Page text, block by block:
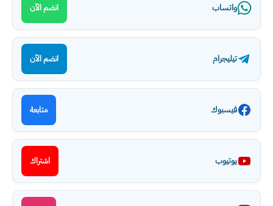
واتساب انضم الآن
تيليجرام انضم الآن
فيسبوك متابعة
يوتيوب اشتراك